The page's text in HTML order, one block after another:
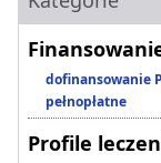
dofinansowanie
pełnopłatne
Profile